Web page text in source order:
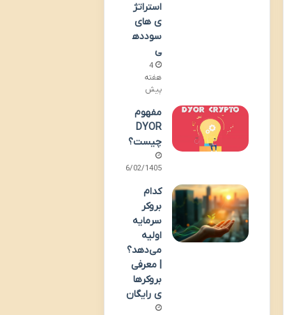
استراتژ
ی های
سودده
ی
4
هفته
پیش
مفهوم
DYOR
چیست؟
16/02/1405
کدام
بروکر
سرمایه
اولیه
می‌دهد؟
| معرفی
بروکرها
ی رایگان